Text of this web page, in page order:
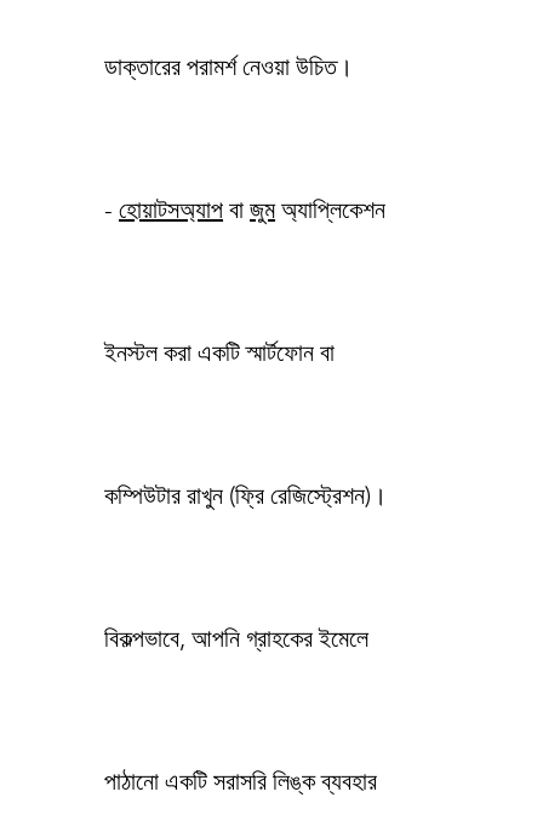
ডাক্তারের পরামর্শ নেওয়া উচিত।
-হোয়াটসঅ্যাপ বাজুমঅ্যাপ্লিকেশন
ইনস্টল করা একটি স্মার্টফোন বা
কম্পিউটার রাখুন (ফ্রি রেজিস্ট্রেশন)।
বিকল্পভাবে, আপনি গ্রাহকের ইমেলে
পাঠানো একটি সরাসরি লিঙ্ক ব্যবহার